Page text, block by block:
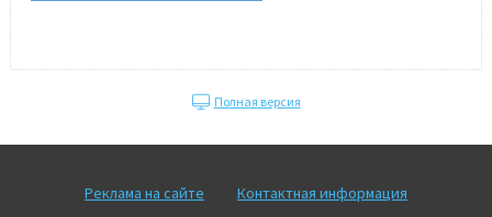
Полная версия
Реклама на сайте Контактная информация